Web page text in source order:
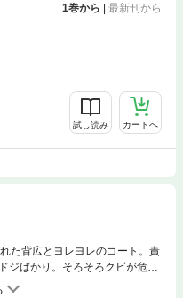
1巻から | 最新刊から
試し読み カートへ
た背広とヨレヨレのコート。責
ジばかり。そろそろクビが危く
。あと５日で両親のいるアメリ